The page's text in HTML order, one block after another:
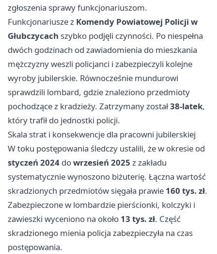
zgłoszenia sprawy funkcjonariuszom.
Funkcjonariusze z Komendy Powiatowej Policji w
Głubczycach szybko podjęli czynności. Po niespełna
dwóch godzinach od zawiadomienia do mieszkania
mężczyzny weszli policjanci i zabezpieczyli kolejne
wyroby jubilerskie. Równocześnie mundurowi
sprawdzili lombard, gdzie znaleziono przedmioty
pochodzące z kradzieży. Zatrzymany został38-latek,
który trafił do jednostki policji.
Skala strat i konsekwencje dla pracowni jubilerskiej
W toku postępowania śledczy ustalili, że w okresie od
styczeń 2024 dowrzesień 2025 z zakładu
systematycznie wynoszono biżuterię. Łączna wartość
skradzionych przedmiotów sięgała prawie 160 tys. zł.
Zabezpieczone w lombardzie pierścionki, kolczyki i
zawieszki wyceniono na około 13 tys. zł. Część
skradzionego mienia policja zabezpieczyła na czas
postępowania.